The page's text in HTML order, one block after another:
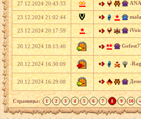
27.12.2024 20:43:33
23.12.2024 21:02:44
23.12.2024 20:17:59
20.12.2024 18:13:40
20.12.2024 16:30:09 -
20.12.2024 16:29:08
Страницы: 1 2 3 4 5 6 7 8 9 10 »